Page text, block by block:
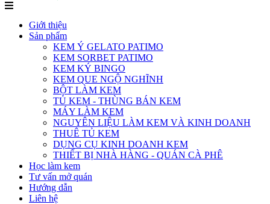
Giới thiệu
Sản phẩm
KEM Ý GELATO PATIMO
KEM SORBET PATIMO
KEM KÝ BINGO
KEM QUE NGỘ NGHĨNH
BỘT LÀM KEM
TỦ KEM - THÙNG BÁN KEM
MÁY LÀM KEM
NGUYÊN LIỆU LÀM KEM VÀ KINH DOANH
THUÊ TỦ KEM
DỤNG CỤ KINH DOANH KEM
THIẾT BỊ NHÀ HÀNG - QUÁN CÀ PHÊ
Học làm kem
Tư vấn mở quán
Hướng dẫn
Liên hệ